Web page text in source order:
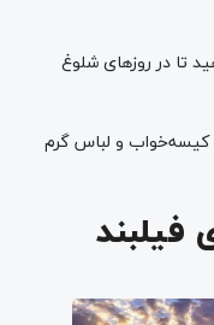
تا در روزهای شلوغ
کیسه‌خواب و لباس گرم
فیلبند